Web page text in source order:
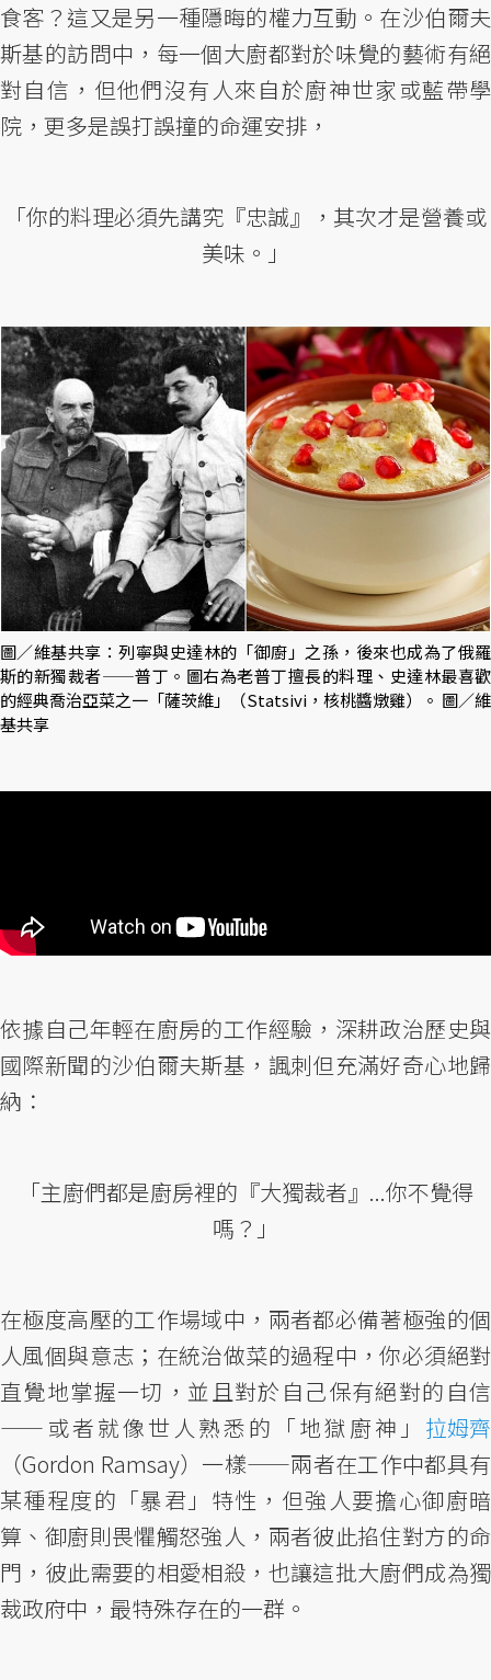
食客？這又是另一種隱晦的權力互動。在沙伯爾夫
斯基的訪問中，每一個大廚都對於味覺的藝術有絕
對自信，但他們沒有人來自於廚神世家或藍帶學
院，更多是誤打誤撞的命運安排，
「你的料理必須先講究『忠誠』，其次才是營養或
美味。」
圖／維基共享：列寧與史達林的「御廚」之孫，後來也成為了俄羅
斯的新獨裁者——普丁。圖右為老普丁擅長的料理、史達林最喜歡
的經典喬治亞菜之一「薩茨維」（Statsivi，核桃醬燉雞）。 圖／維
基共享
依據自己年輕在廚房的工作經驗，深耕政治歷史與
國際新聞的沙伯爾夫斯基，諷刺但充滿好奇心地歸
納：
「主廚們都是廚房裡的『大獨裁者』...你不覺得
嗎？」
在極度高壓的工作場域中，兩者都必備著極強的個
人風個與意志；在統治做菜的過程中，你必須絕對
直覺地掌握一切，並且對於自己保有絕對的自信
——或者就像世人熟悉的「地獄廚神」 拉姆齊
（Gordon Ramsay）一樣——兩者在工作中都具有
某種程度的「暴君」特性，但強人要擔心御廚暗
算、御廚則畏懼觸怒強人，兩者彼此掐住對方的命
門，彼此需要的相愛相殺，也讓這批大廚們成為獨
裁政府中，最特殊存在的一群。